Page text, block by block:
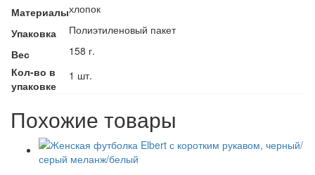
Материалыхлопок
Упаковка
Полиэтиленовый пакет
Вес
158 г.
Кол-во в
упаковке
1 шт.
Похожие товары